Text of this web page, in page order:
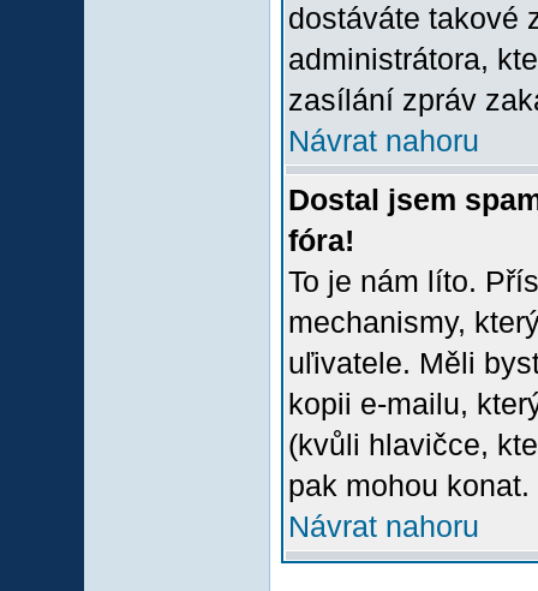
dostáváte takové
administrátora,
zasílání zpráv
Návrat nahoru
Dostal jsem
fóra!
To je nám líto.
mechanismy,
uľivatele. Měli
kopii e-mailu,
(kvůli hlavičce,
pak mohou konat.
Návrat nahoru